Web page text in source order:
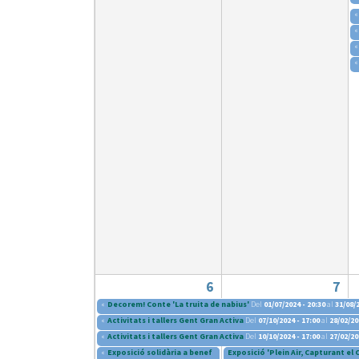
«
«
«
«
6 7
« Decorem! Conte 'La truita de nabius' Del 01/07/2024 - 20:30al 31/08/
« Activitats i tallers Gent Gran Activa Del 07/10/2024 - 17:00al 28/02/
« Activitats i tallers Gent Gran Activa Del 10/10/2024 - 17:00al 27/02/
« Exposició solidària a benefici de l'Associació ADIA Del04/12/2024 -
Exposició 'Plein Air, Capturant el